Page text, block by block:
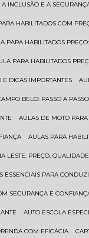
INCLUSÃO E A
PARA HABILITADOS COM
PARA HABILITADOS
PARA HABILITADOS
E DICAS IMPORTANTES
BELO: PASSO A
AULAS DE MOTO
AULAS PARA
LESTE: PREÇO,
ESSENCIAIS PARA
SEGURANÇA E
AUTO ESCOLA
COM EFICÁCIA